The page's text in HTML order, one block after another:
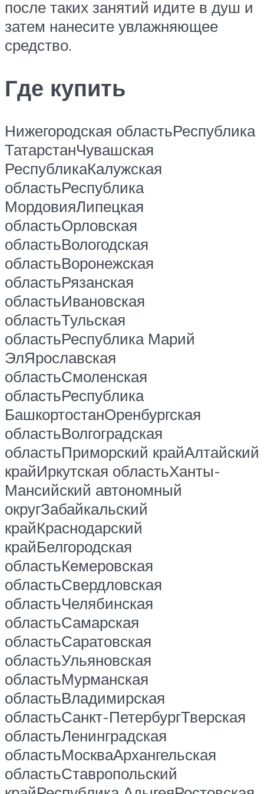
после таких занятий идите в душ и
затем нанесите увлажняющее
средство.
Где купить
Нижегородская областьРеспублика
ТатарстанЧувашская
РеспубликаКалужская
областьРеспублика
МордовияЛипецкая
областьОрловская
областьВологодская
областьВоронежская
областьРязанская
областьИвановская
областьТульская
областьРеспублика Марий
ЭлЯрославская
областьСмоленская
областьРеспублика
БашкортостанОренбургская
областьВолгоградская
областьПриморский крайАлтайский
крайИркутская областьХанты-
Мансийский автономный
округЗабайкальский
крайКраснодарский
крайБелгородская
областьКемеровская
областьСвердловская
областьЧелябинская
областьСамарская
областьСаратовская
областьУльяновская
областьМурманская
областьВладимирская
областьСанкт-ПетербургТверская
областьЛенинградская
областьМоскваАрхангельская
областьСтавропольский